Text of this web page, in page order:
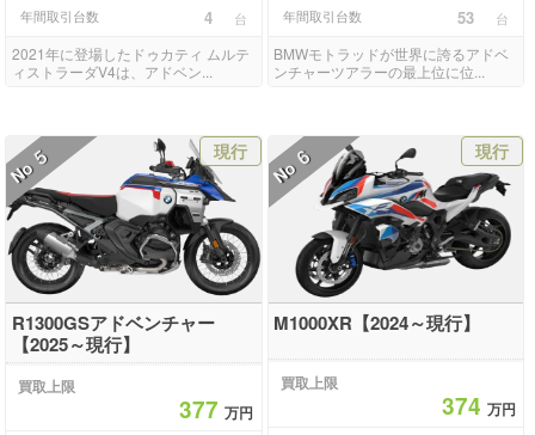
年間取引台数 4 台
2021年に登場したドゥカティ ムルテ
ィストラーダV4は、アドベン...
年間取引台数 53 台
BMWモトラッドが世界に誇るアドベ
ンチャーツアラーの最上位に位...
No
5 現行
R1300GSアドベンチャー
【2025～現行】
買取上限
377万円
No
6 現行
M1000XR【2024～現行】
買取上限
374 万円